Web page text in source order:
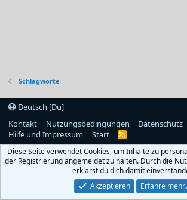
Schlagworte
Deutsch [Du]
Kontakt
Nutzungsbedingungen
Datenschutz
Hilfe und Impressum
Start
R
S
Diese Seite verwendet Cookies, um Inhalte zu
der Registrierung angemeldet zu halten. Durch die
erklärst du dich damit
Akzeptieren
Erfahre